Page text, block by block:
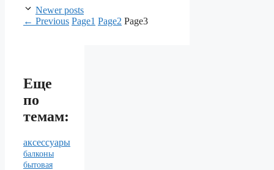
Newer posts
← Previous Page1 Page2 Page3
Еще
по
темам:
аксессуары
балконы
бытовая